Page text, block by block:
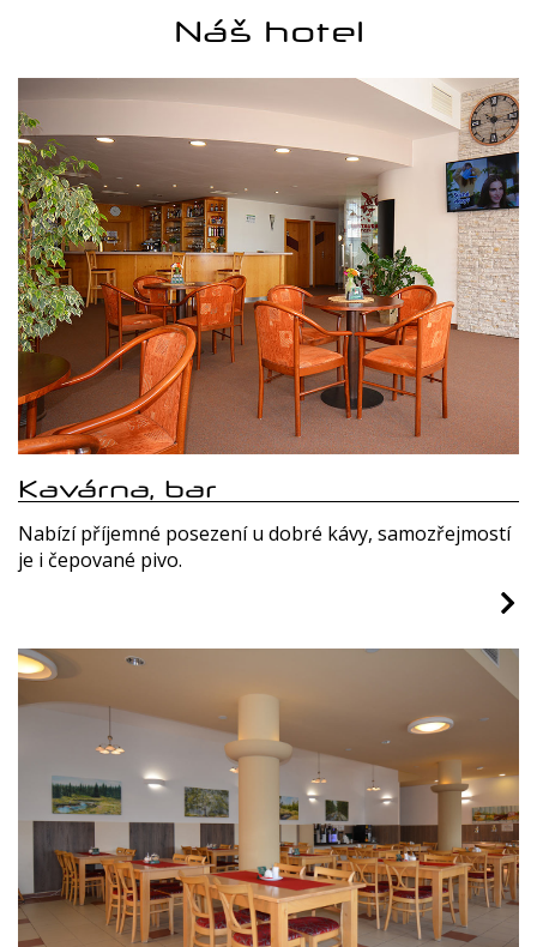
Náš hotel
Kavárna, bar
Nabízí příjemné posezení u dobré kávy, samozřejmostí
je i čepované pivo.